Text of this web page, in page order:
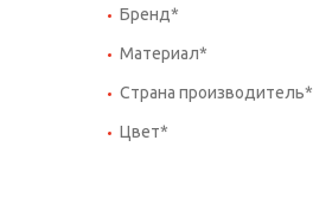
Бренд*
Материал*
Страна производитель*
Цвет*